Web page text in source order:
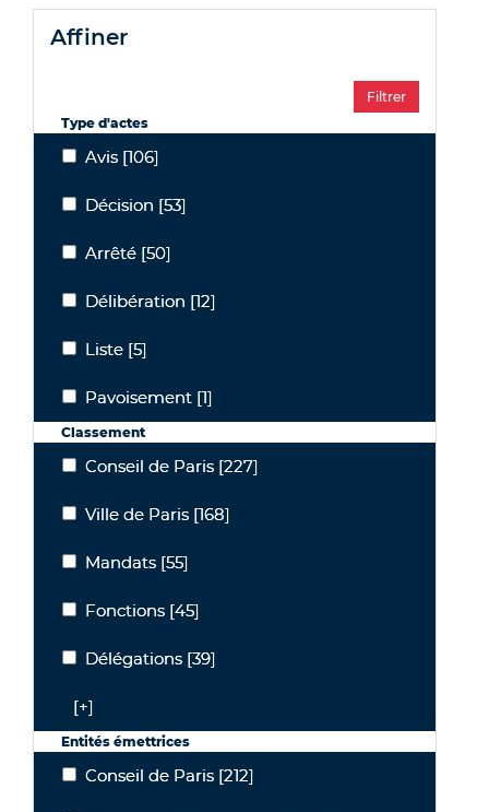
affiner
Type d'actes
AvisAvis [106]
Décision
Décision [53]
ArrêtéArrêté [50]
Délibération
Délibération [12]
ListeListe [5]
Pavoisement
Pavoisement [1]
Classement
Conseil de Paris
Conseil de Paris [227]
Ville de Paris
Ville de Paris [168]
Mandats
Mandats [55]
Fonctions
Fonctions [45]
Délégations
Délégations [39]
[+]
Entités émettrices
Conseil de Paris
Conseil de Paris [212]